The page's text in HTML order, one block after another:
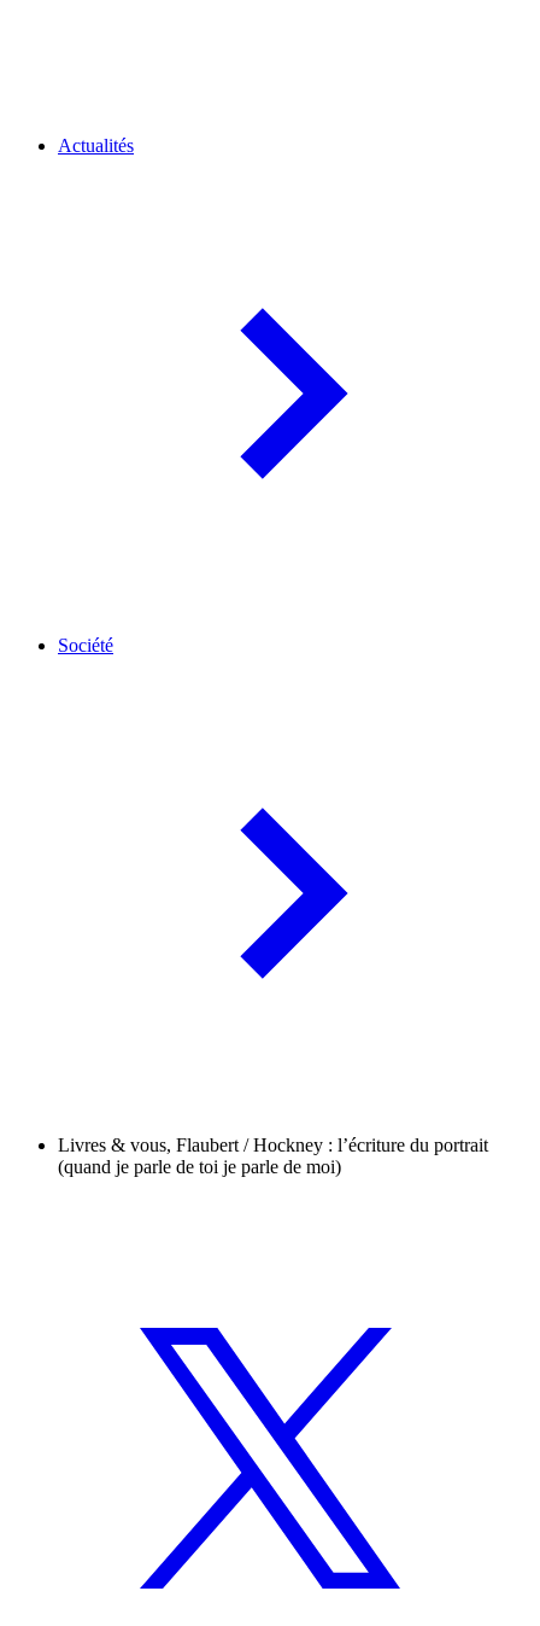
Actualités
Société
Livres & vous, Flaubert / Hockney : l’écriture du portrait
(quand je parle de toi je parle de moi)